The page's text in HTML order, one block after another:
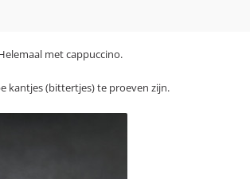
met cappuccino.
kantjes (bittertjes) te proeven zijn.